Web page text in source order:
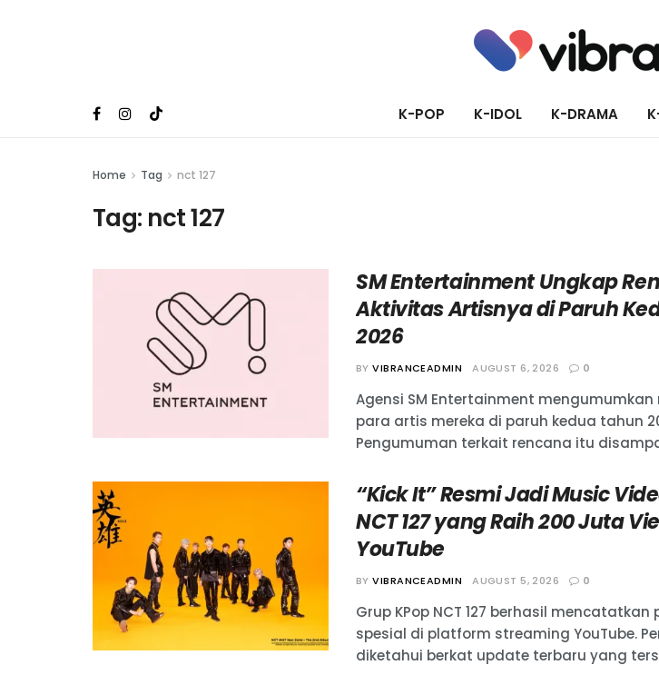
K-POP K-IDOL K-DRAMA
Home Tag nct 127
Tag: nct 127
SM Entertainment Ungkap
Aktivitas Artisnya di Paruh
2026
BY VIBRANCEADMIN AUGUST 6, 2026 0
Agensi SM Entertainment
para artis mereka di paruh kedua tahun
Pengumuman terkait rencana itu
“Kick It” Resmi Jadi Music
NCT 127 yang Raih 200 Juta
YouTube
BY VIBRANCEADMIN AUGUST 5, 2026 0
Grup KPop NCT 127 berhasil mencatatkan
spesial di platform streaming YouTube.
diketahui berkat update terbaru yang